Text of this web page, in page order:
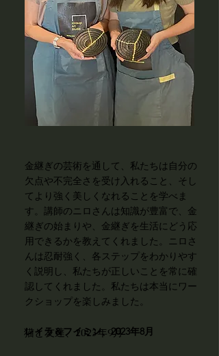
金継ぎの芸術を通して、私たちは自分の
欠点や不完全さを受け入れること、そし
てより強く美しくなれることを学べま
す。講師のニロさんは知識が豊富で、金
継ぎの始まりや、金継ぎを生活にどう応
用できるかを教えてくれました。ニロさ
んは忍耐強く、各ステップをわかりやす
く説明し、私たちが正しいことを常に確
認してくれました。私たちは本当にワー
クショップを楽しみました。
レイラ＆フイミン、2023年8月
猫と友達、2023年9月